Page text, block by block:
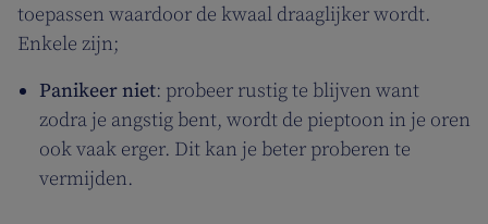
toepassen waardoor de kwaal draaglijker wordt.
Enkele zijn;
Panikeer niet: probeer rustig te blijven want
zodra je angstig bent, wordt de pieptoon in je oren
ook vaak erger. Dit kan je beter proberen te
vermijden.